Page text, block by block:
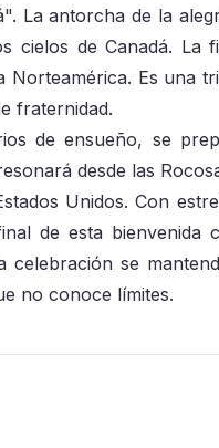
La antorcha de la
de Canadá. La
Es una
fraternidad.
de ensueño, se
desde las
Unidos. Con
de esta bienvenida
se
no conoce límites.